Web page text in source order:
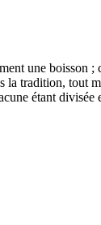
une
la tradition, tout
étant